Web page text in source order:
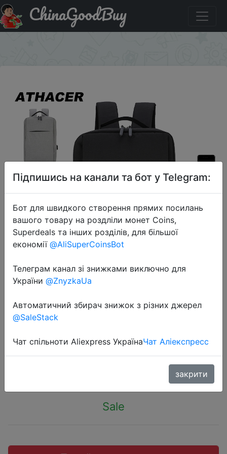
Придбати Мужской водонепроницаемый рюкзак для
ноутбука 14 дюймов с защитой от кражи
ChinaGoodBuy
2022-06-26
Мужской водонепроницаемый
рюкзак для ноутбука 14 дюймов с
Sale
Підпишись на канали та бот у Telegram:
Бот для швидкого створення прямих посилань
вашого товару на роздліли монет Coins,
Superdeals та інших розділів, для більшої
економії @AliSuperCoinsBot
Телеграм канал зі знижками виключно для
України @ZnyzkaUa
Автоматичний збирач знижок з різних джерел
@SaleStack
Чат спільноти Aliexpress УкраїнаЧат Аліекспресс
закрити